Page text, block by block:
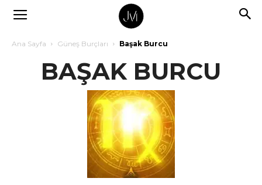
Ana Sayfa Güneş Burçları Başak Burcu
BAŞAK BURCU